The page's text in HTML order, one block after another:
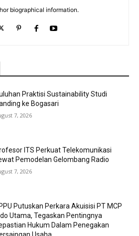
biographical information.
Praktisi Sustainability Studi
ke Bogasari
7, 2026
ITS Perkuat Telekomunikasi
Pemodelan Gelombang Radio
7, 2026
Putuskan Perkara Akuisisi PT MCP
Utama, Tegaskan Pentingnya
Hukum Dalam Penegakan
Usaha